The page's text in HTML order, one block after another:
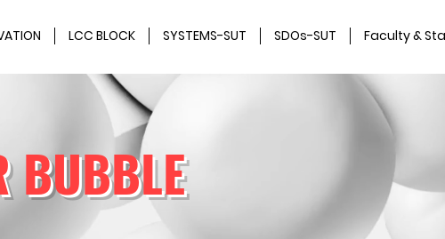
LCC BLOCK SYSTEMS-SUT SDOs-SUT Faculty &
BUBBLE